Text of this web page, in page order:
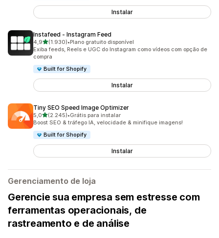
Instalar
Instafeed ‑ Instagram Feed
4,9de 5 estrelas
(1.930)
1930 avaliações ao todo
•Plano gratuito disponível
Exiba feeds, Reels e UGC do Instagram como vídeos com opção de
compra
Built for Shopify
Instalar
Tiny SEO Speed Image Optimizer
5,0de 5 estrelas
(2.245)
2245 avaliações ao todo
•Grátis para instalar
Boost SEO & tráfego IA, velocidade & minifique imagens!
Built for Shopify
Instalar
Gerenciamento de loja
Gerencie sua empresa sem estresse com
ferramentas operacionais, de
rastreamento e de análise